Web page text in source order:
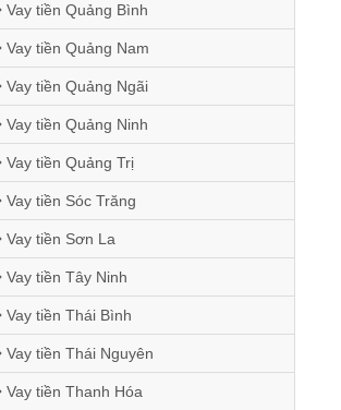
Vay tiền Quảng Bình
Vay tiền Quảng Nam
Vay tiền Quảng Ngãi
Vay tiền Quảng Ninh
Vay tiền Quảng Trị
Vay tiền Sóc Trăng
Vay tiền Sơn La
Vay tiền Tây Ninh
Vay tiền Thái Bình
Vay tiền Thái Nguyên
Vay tiền Thanh Hóa